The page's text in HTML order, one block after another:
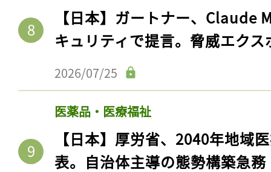
【日本】ガートナー、Claude
キュリティで提言。脅威エク
2026/07/25
医薬品・医療福祉
【日本】厚労省、2040年地域
表。自治体主導の態勢構築急務